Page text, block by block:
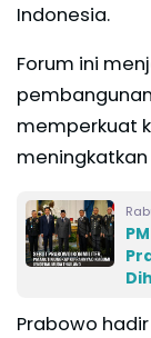
Indonesia.
Forum ini
memperkuat
Prabowo